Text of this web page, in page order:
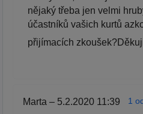
nějaký třeba jen velmi
účastníků vašich kurtů
přijímacích
Marta – 5.2.2020 11:39 1